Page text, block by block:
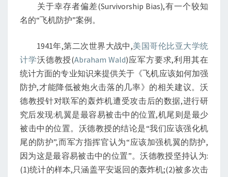
关于幸存者偏差(Survivorship Bias),有一个较知
名的“飞机防护”案例。
1941年,第二次世界大战中,美国哥伦比亚大学统
计学沃德教授(Abraham Wald)应军方要求,利用其在
统计方面的专业知识来提供关于《飞机应该如何加强
防护,才能降低被炮火击落的几率》的相关建议。沃
德教授针对联军的轰炸机遭受攻击后的数据,进行研
究后发现:机翼是最容易被击中的位置,机尾则是最少
被击中的位置。沃德教授的结论是“我们应该强化机
尾的防护”,而军方指挥官认为“应该加强机翼的防护,
因为这是最容易被击中的位置”。沃德教授坚持认为:
(1)统计的样本,只涵盖平安返回的轰炸机;(2)被多次击